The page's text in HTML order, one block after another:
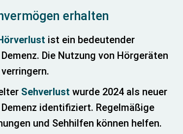
erhalten
ist ein bedeutender
Die Nutzung von Hörgeräten
Sehverlust wurde 2024 als neuer
identifiziert. Regelmäßige
und Sehhilfen können helfen.